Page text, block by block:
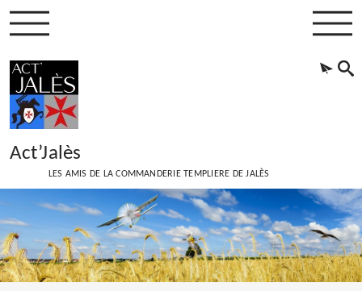
Act’Jalès
LES AMIS DE LA COMMANDERIE TEMPLIERE DE JALÈS